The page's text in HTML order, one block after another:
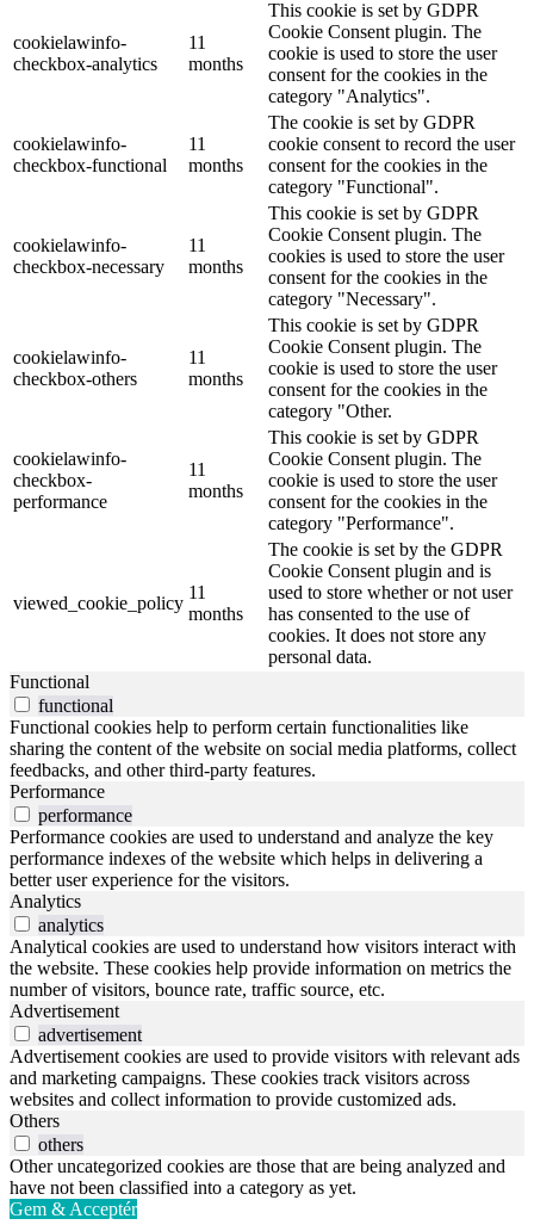
cookielawinfo-
checkbox-analytics
11
months
This cookie is set by GDPR
Cookie Consent plugin. The
cookie is used to store the user
consent for the cookies in the
category "Analytics".
cookielawinfo-
checkbox-functional
11
months
The cookie is set by GDPR
cookie consent to record the user
consent for the cookies in the
category "Functional".
cookielawinfo-
checkbox-necessary
11
months
This cookie is set by GDPR
Cookie Consent plugin. The
cookies is used to store the user
consent for the cookies in the
category "Necessary".
cookielawinfo-
checkbox-others
11
months
This cookie is set by GDPR
Cookie Consent plugin. The
cookie is used to store the user
consent for the cookies in the
category "Other.
cookielawinfo-
checkbox-
performance
11
months
This cookie is set by GDPR
Cookie Consent plugin. The
cookie is used to store the user
consent for the cookies in the
category "Performance".
viewed_cookie_policy
11
months
The cookie is set by the GDPR
Cookie Consent plugin and is
used to store whether or not user
has consented to the use of
cookies. It does not store any
personal data.
Functional
functional
Functional cookies help to perform certain functionalities like
sharing the content of the website on social media platforms, collect
feedbacks, and other third-party features.
Performance
performance
Performance cookies are used to understand and analyze the key
performance indexes of the website which helps in delivering a
better user experience for the visitors.
Analytics
analytics
Analytical cookies are used to understand how visitors interact with
the website. These cookies help provide information on metrics the
number of visitors, bounce rate, traffic source, etc.
Advertisement
advertisement
Advertisement cookies are used to provide visitors with relevant ads
and marketing campaigns. These cookies track visitors across
websites and collect information to provide customized ads.
Others
others
Other uncategorized cookies are those that are being analyzed and
have not been classified into a category as yet.
Gem & Acceptér